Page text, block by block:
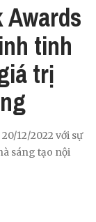
Awards
tinh
trị
12/2022 với sự
sáng tạo nội